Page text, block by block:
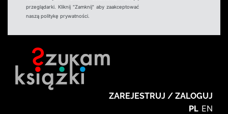
przeglądarki. Kliknij "Zamknij" aby zaakceptować
naszą politykę prywatności.
ZAREJESTRUJ / ZALOGUJ
PL EN